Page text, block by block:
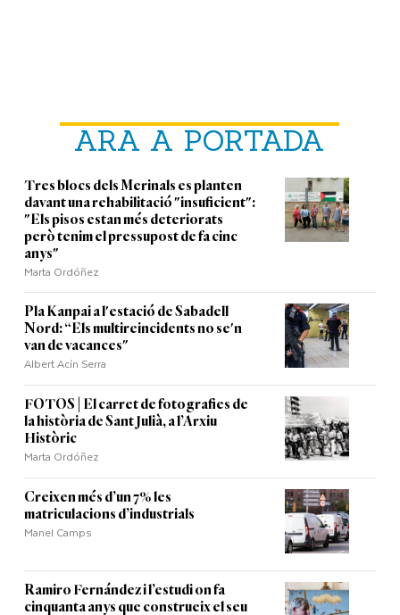
ARA A PORTADA
Tres blocs dels Merinals es planten
davant una rehabilitació "insuficient":
"Els pisos estan més deteriorats
però tenim el pressupost de fa cinc
anys"
Marta Ordóñez
Pla Kanpai a l'estació de Sabadell
Nord: “Els multireincidents no se'n
van de vacances"
Albert Acín Serra
FOTOS | El carret de fotografies de
la història de Sant Julià, a l’Arxiu
Històric
Marta Ordóñez
Creixen més d’un 7% les
matriculacions d’industrials
Manel Camps
Ramiro Fernández i l’estudi on fa
cinquanta anys que construeix el seu